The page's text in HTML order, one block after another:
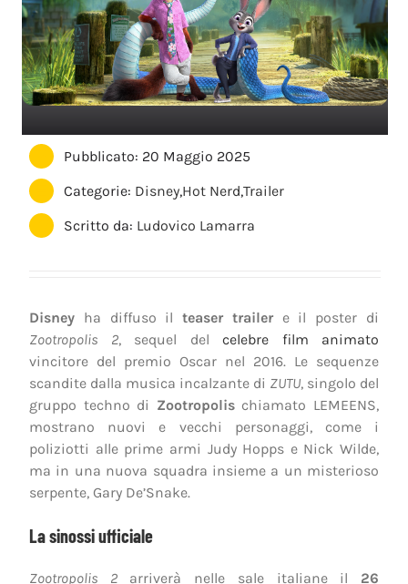
Pubblicato: 20 Maggio 2025
Categorie: Disney,Hot Nerd,Trailer
Scritto da: Ludovico Lamarra
Disney ha diffuso ilteaser trailere il poster di
Zootropolis 2, sequel del celebre film animato
vincitore del premio Oscar nel 2016. Le sequenze
scandite dalla musica incalzante di ZUTU, singolo del
gruppo techno di Zootropolischiamato LEMEENS,
mostrano nuovi e vecchi personaggi, come i
poliziotti alle prime armi Judy Hopps e Nick Wilde,
ma in una nuova squadra insieme a un misterioso
serpente, Gary De’Snake.
La sinossi ufficiale
Zootropolis 2arriverà nelle sale italiane il 26